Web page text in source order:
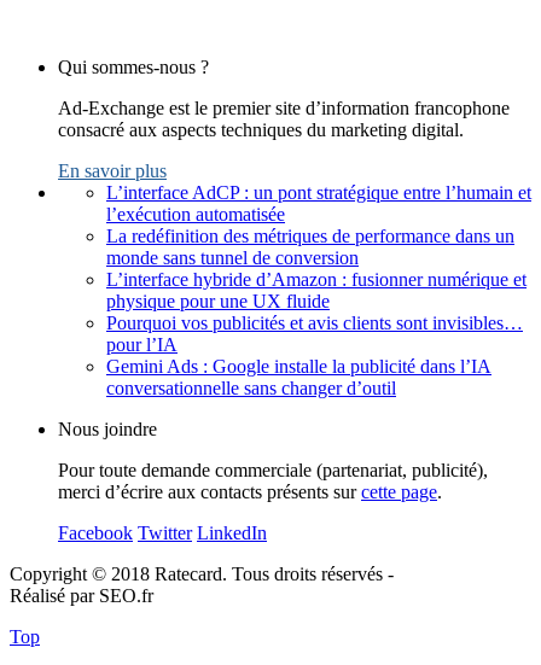
Qui sommes-nous ?
Ad-Exchange est le premier site d’information francophone
consacré aux aspects techniques du marketing digital.
En savoir plus
L’interface AdCP : un pont stratégique entre l’humain et
l’exécution automatisée
La redéfinition des métriques de performance dans un
monde sans tunnel de conversion
L’interface hybride d’Amazon : fusionner numérique et
physique pour une UX fluide
Pourquoi vos publicités et avis clients sont invisibles…
pour l’IA
Gemini Ads : Google installe la publicité dans l’IA
conversationnelle sans changer d’outil
Nous joindre
Pour toute demande commerciale (partenariat, publicité),
merci d’écrire aux contacts présents surcette page.
Facebook Twitter LinkedIn
Copyright © 2018 Ratecard. Tous droits réservés -
Réalisé par SEO.fr
Top